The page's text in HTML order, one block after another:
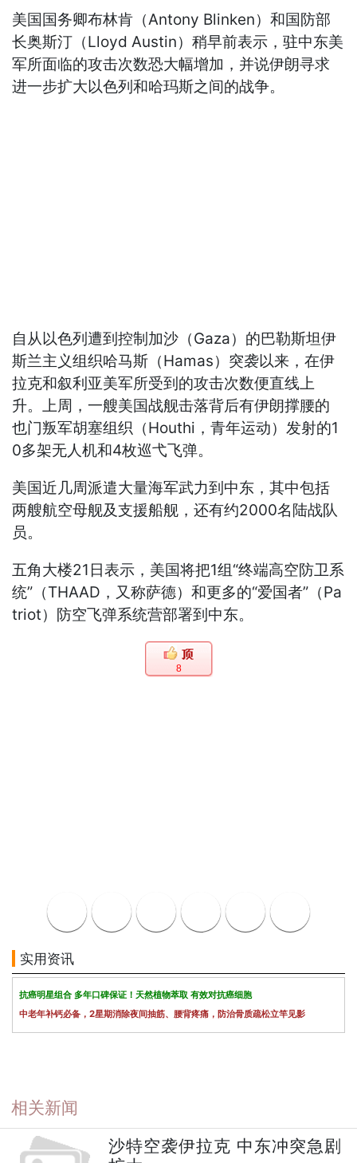
美国国务卿布林肯（Antony Blinken）和国防部
长奥斯汀（Lloyd Austin）稍早前表示，驻中东美
军所面临的攻击次数恐大幅增加，并说伊朗寻求
进一步扩大以色列和哈玛斯之间的战争。
自从以色列遭到控制加沙（Gaza）的巴勒斯坦伊
斯兰主义组织哈马斯（Hamas）突袭以来，在伊
拉克和叙利亚美军所受到的攻击次数便直线上
升。上周，一艘美国战舰击落背后有伊朗撑腰的
也门叛军胡塞组织（Houthi，青年运动）发射的1
0多架无人机和4枚巡弋飞弹。
美国近几周派遣大量海军武力到中东，其中包括
两艘航空母舰及支援船舰，还有约2000名陆战队
员。
五角大楼21日表示，美国将把1组“终端高空防卫系
统”（THAAD，又称萨德）和更多的“爱国者”（Pa
triot）防空飞弹系统营部署到中东。
8
实用资讯
抗癌明星组合 多年口碑保证！天然植物萃取 有效对抗癌细胞
中老年补钙必备，2星期消除夜间抽筋、腰背疼痛，防治骨质疏松立竿见影
相关新闻
沙特空袭伊拉克 中东冲突急剧